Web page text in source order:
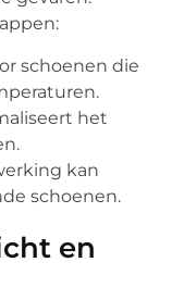
schoenen die
het
kan
schoenen.
en